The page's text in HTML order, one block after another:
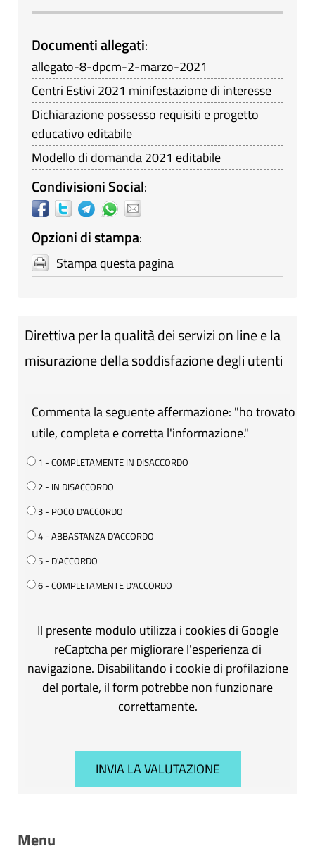
Documenti allegati:
allegato-8-dpcm-2-marzo-2021
Centri Estivi 2021 minifestazione di interesse
Dichiarazione possesso requisiti e progetto
educativo editabile
Modello di domanda 2021 editabile
Condivisioni Social:
Opzioni di stampa:
Stampa questa pagina
Direttiva per la qualità dei servizi on line e la
misurazione della soddisfazione degli utenti
Commenta la seguente affermazione: "ho trovato
utile, completa e corretta l'informazione."
1 - COMPLETAMENTE IN DISACCORDO
2 - IN DISACCORDO
3 - POCO D'ACCORDO
4 - ABBASTANZA D'ACCORDO
5 - D'ACCORDO
6 - COMPLETAMENTE D'ACCORDO
Il presente modulo utilizza i cookies di Google
reCaptcha per migliorare l'esperienza di
navigazione. Disabilitando i cookie di profilazione
del portale, il form potrebbe non funzionare
correttamente.
Menu